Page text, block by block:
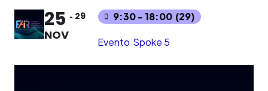
25
NOV
29 9:30 - 18:00 (29)
Evento Spoke 5